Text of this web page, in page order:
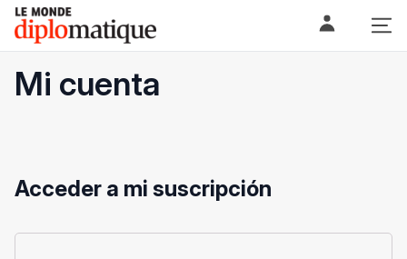
Skip
content
Le monde diplomatique
Mi cuenta
Acceder a mi suscripción